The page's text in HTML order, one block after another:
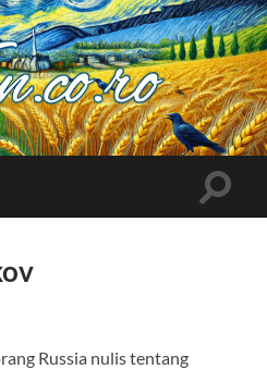
Kuncoro++
Toggle
Russia nulis tentang